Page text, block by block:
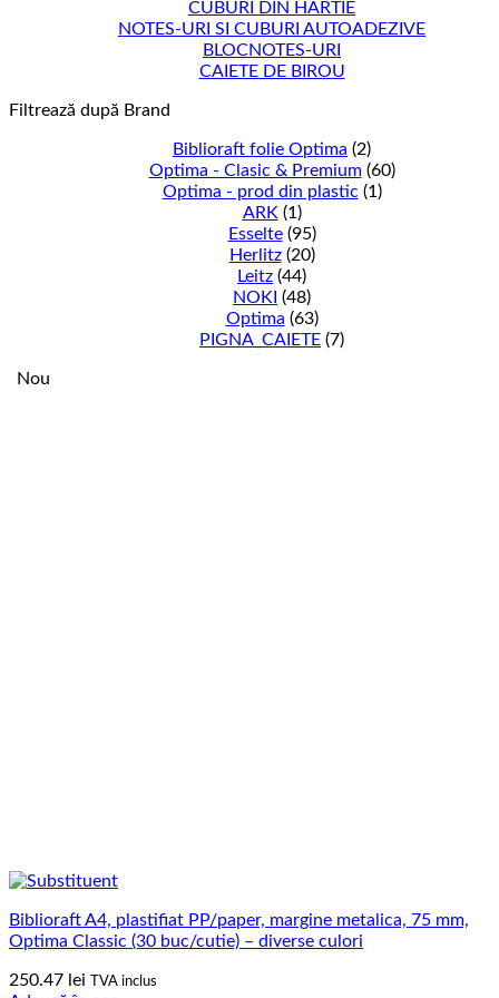
CUBURI DIN HARTIE
NOTES-URI SI CUBURI AUTOADEZIVE
BLOCNOTES-URI
CAIETE DE BIROU
Filtrează după Brand
Biblioraft folie Optima (2)
Optima - Clasic & Premium (60)
Optima - prod din plastic (1)
ARK (1)
Esselte (95)
Herlitz (20)
Leitz (44)
NOKI (48)
Optima (63)
PIGNA_CAIETE (7)
Nou
Biblioraft A4, plastifiat PP/paper, margine metalica, 75 mm,
Optima Classic (30 buc/cutie) – diverse culori
250.47 lei TVA inclus